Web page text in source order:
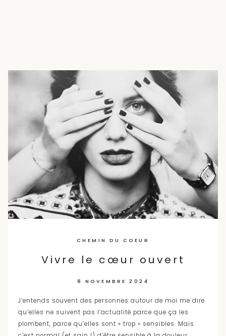
CHEMIN DU COEUR
Vivre le cœur ouvert
8 NOVEMBRE 2024
J’entends souvent des personnes autour de moi me dire
qu’elles ne suivent pas l’actualité parce que ça les
plombent, parce qu’elles sont « trop » sensibles. Mais